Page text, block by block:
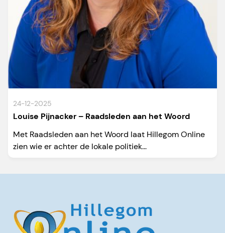
24-12-2025
Louise Pijnacker – Raadsleden aan het Woord
Met Raadsleden aan het Woord laat Hillegom Online
zien wie er achter de lokale politiek...